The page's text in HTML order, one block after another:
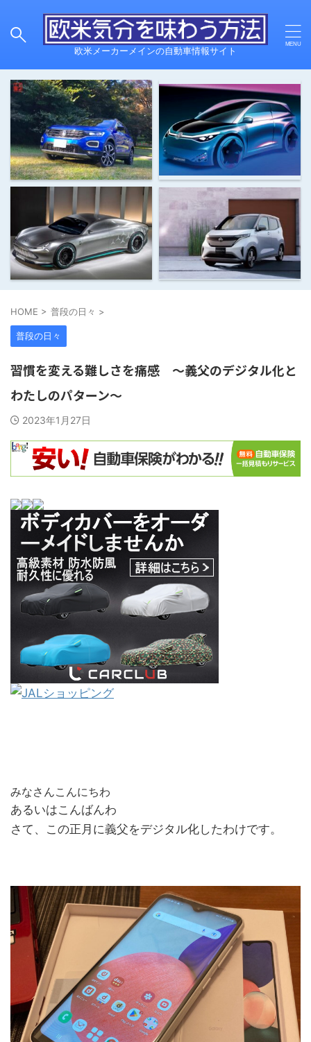
欧米メーカーメインの自動車情報サイト
HOME > 普段の日々 >
普段の日々
習慣を変える難しさを痛感 ～義父のデジタル化と
わたしのパターン～
2023年1月27日
みなさんこんにちわ
あるいはこんばんわ
さて、この正月に義父をデジタル化したわけです。